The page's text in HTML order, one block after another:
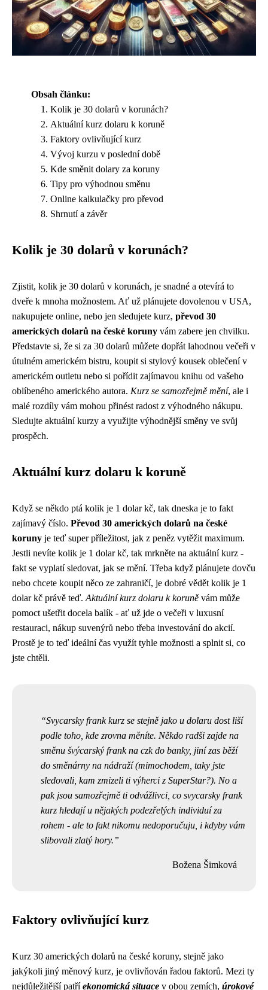
Obsah článku:
Kolik je 30 dolarů v korunách?
Aktuální kurz dolaru k koruně
Faktory ovlivňující kurz
Vývoj kurzu v poslední době
Kde směnit dolary za koruny
Tipy pro výhodnou směnu
Online kalkulačky pro převod
Shrnutí a závěr
Kolik je 30 dolarů v korunách?
Zjistit, kolik je 30 dolarů v korunách, je snadné a otevírá to
dveře k mnoha možnostem. Ať už plánujete dovolenou v USA,
nakupujete online, nebo jen sledujete kurz, převod 30
amerických dolarů na české koruny vám zabere jen chvilku.
Představte si, že si za 30 dolarů můžete dopřát lahodnou večeři v
útulném americkém bistru, koupit si stylový kousek oblečení v
americkém outletu nebo si pořídit zajímavou knihu od vašeho
oblíbeného amerického autora. Kurz se samozřejmě mění, ale i
malé rozdíly vám mohou přinést radost z výhodného nákupu.
Sledujte aktuální kurzy a využijte výhodnější směny ve svůj
prospěch.
Aktuální kurz dolaru k koruně
Když se někdo ptá kolik je 1 dolar kč, tak dneska je to fakt
zajímavý číslo. Převod 30 amerických dolarů na české
koruny je teď super příležitost, jak z peněz vytěžit maximum.
Jestli nevíte kolik je 1 dolar kč, tak mrkněte na aktuální kurz -
fakt se vyplatí sledovat, jak se mění. Třeba když plánujete dovču
nebo chcete koupit něco ze zahraničí, je dobré vědět kolik je 1
dolar kč právě teď. Aktuální kurz dolaru k koruně vám může
pomoct ušetřit docela balík - ať už jde o večeři v luxusní
restauraci, nákup suvenýrů nebo třeba investování do akcií.
Prostě je to teď ideální čas využít tyhle možnosti a splnit si, co
jste chtěli.
Svycarsky frank kurz se stejně jako u dolaru dost liší
podle toho, kde zrovna měníte. Někdo radši zajde na
směnu švýcarský frank na czkdo banky, jiní zas běží
do směnárny na nádraží (mimochodem, taky jste
sledovali, kam zmizeli ti výherci z SuperStar?). No a
pak jsou samozřejmě ti odvážlivci, co svycarsky frank
kurz hledají u nějakých podezřelých individuí za
rohem - ale to fakt nikomu nedoporučuju, i kdyby vám
slibovali zlatý hory.
Božena Šimková
Faktory ovlivňující kurz
Kurz 30 amerických dolarů na české koruny, stejně jako
jakýkoli jiný měnový kurz, je ovlivňován řadou faktorů. Mezi ty
nejdůležitější patříekonomická situace v obou zemích, úrokové